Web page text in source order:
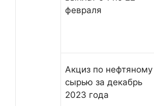
февраля
Акциз по нефтяному
сырью за декабрь
2023 года